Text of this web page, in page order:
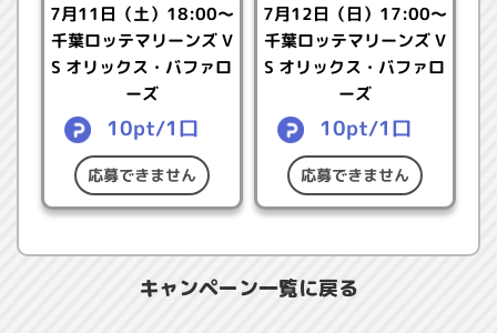
▼ 応募条件
▼ キャンペーン期間
応募につかえるポイントの獲得方法
応募方法
結果発表
▼ 賞品発送時期
7月11日（土）18:00～
千葉ロッテマリーンズ V
S オリックス・バファロ
ーズ
10pt/1口
応募できません
7月12日（日）17:00～
千葉ロッテマリーンズ V
S オリックス・バファロ
ーズ
10pt/1口
応募できません
キャンペーン一覧に戻る